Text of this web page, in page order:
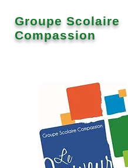
Groupe Scolaire
Compassion